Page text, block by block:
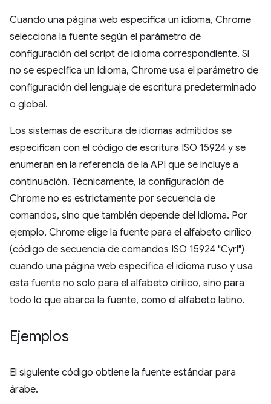
Cuando una página web especifica un idioma, Chrome
selecciona la fuente según el parámetro de
configuración del script de idioma correspondiente. Si
no se especifica un idioma, Chrome usa el parámetro de
configuración del lenguaje de escritura predeterminado
o global.
Los sistemas de escritura de idiomas admitidos se
especifican con el código de escritura ISO 15924 y se
enumeran en la referencia de la API que se incluye a
continuación. Técnicamente, la configuración de
Chrome no es estrictamente por secuencia de
comandos, sino que también depende del idioma. Por
ejemplo, Chrome elige la fuente para el alfabeto cirílico
(código de secuencia de comandos ISO 15924 "Cyrl")
cuando una página web especifica el idioma ruso y usa
esta fuente no solo para el alfabeto cirílico, sino para
todo lo que abarca la fuente, como el alfabeto latino.
Ejemplos
El siguiente código obtiene la fuente estándar para
árabe.